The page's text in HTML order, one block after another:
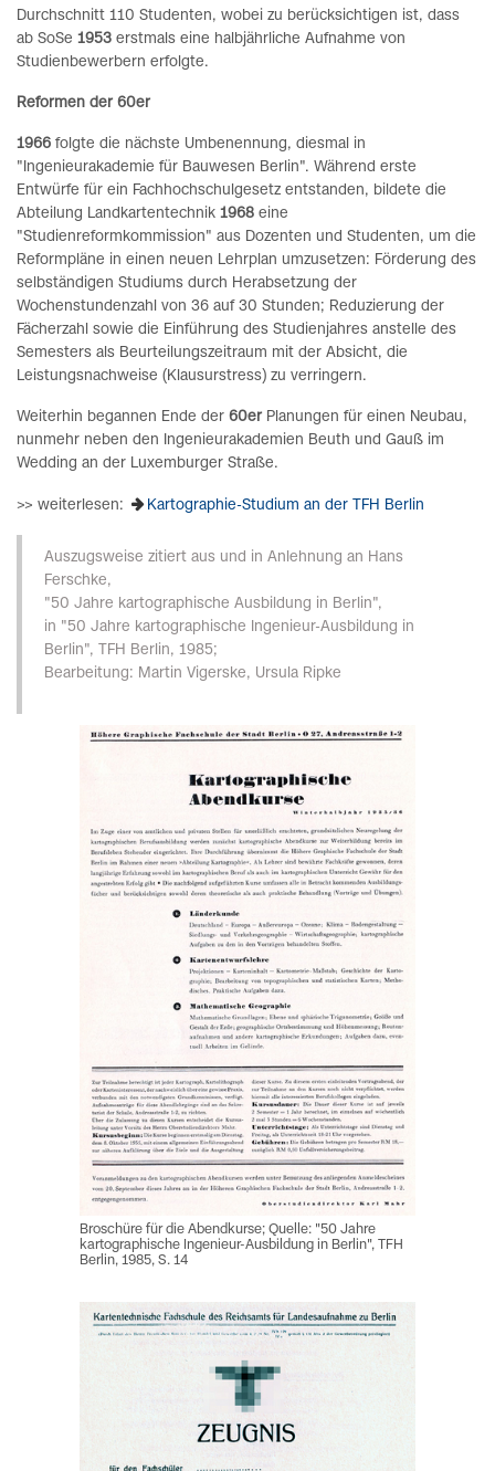
Durchschnitt 110 Studenten, wobei zu berücksichtigen ist, dass
ab SoSe 1953 erstmals eine halbjährliche Aufnahme von
Studienbewerbern erfolgte.
Reformen der 60er
1966 folgte die nächste Umbenennung, diesmal in
"Ingenieurakademie für Bauwesen Berlin". Während erste
Entwürfe für ein Fachhochschulgesetz entstanden, bildete die
Abteilung Landkartentechnik 1968 eine
"Studienreformkommission" aus Dozenten und Studenten, um die
Reformpläne in einen neuen Lehrplan umzusetzen: Förderung des
selbständigen Studiums durch Herabsetzung der
Wochenstundenzahl von 36 auf 30 Stunden; Reduzierung der
Fächerzahl sowie die Einführung des Studienjahres anstelle des
Semesters als Beurteilungszeitraum mit der Absicht, die
Leistungsnachweise (Klausurstress) zu verringern.
Weiterhin begannen Ende der 60er Planungen für einen Neubau,
nunmehr neben den Ingenieurakademien Beuth und Gauß im
Wedding an der Luxemburger Straße.
>> weiterlesen: Kartographie-Studium an der TFH Berlin
Auszugsweise zitiert aus und in Anlehnung an Hans
Ferschke,
"50 Jahre kartographische Ausbildung in Berlin",
in "50 Jahre kartographische Ingenieur-Ausbildung in
Berlin", TFH Berlin, 1985;
Bearbeitung: Martin Vigerske, Ursula Ripke
Broschüre für die Abendkurse; Quelle: "50 Jahre
kartographische Ingenieur-Ausbildung in Berlin", TFH
Berlin, 1985, S. 14